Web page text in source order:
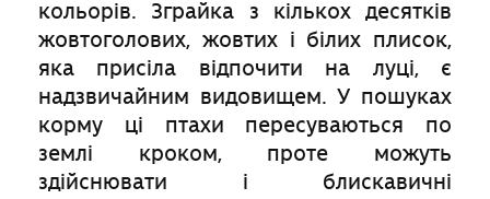
кольорів. Зграйка з кількох десятків
жовтоголових, жовтих і білих плисок,
яка присіла відпочити на луці, є
надзвичайним видовищем. У пошуках
корму ці птахи пересуваються по
землі кроком, проте можуть
здійснювати і блискавичні